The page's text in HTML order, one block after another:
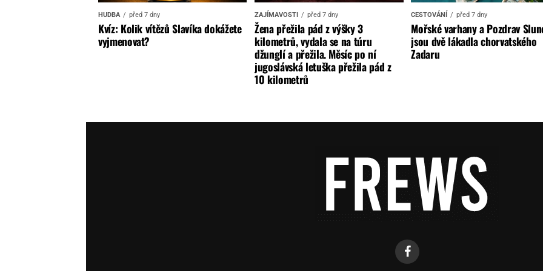
HUDBA před 7 dny
Kvíz: Kolik vítězů Slavíka dokážete
vyjmenovat?
ZAJÍMAVOSTI před 7 dny
Žena přežila pád z výšky 3
kilometrů, vydala se na túru
džunglí a přežila. Měsíc po ní
jugoslávská letuška přežila pád z
10 kilometrů
CESTOVÁNÍ před 7 dny
Mořské varhany a Pozdrav
jsou dvě lákadla chorvatského
Zadaru